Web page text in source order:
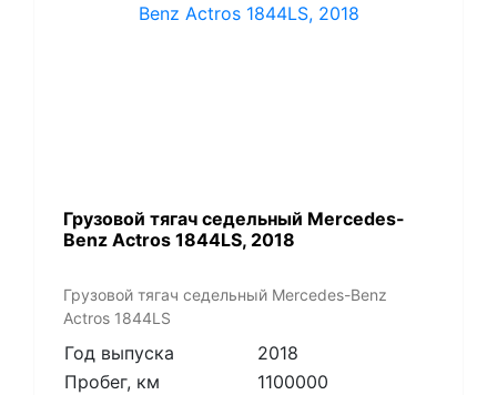
Грузовой тягач седельный Mercedes-
Benz Actros 1844LS, 2018
Грузовой тягач седельный Mercedes-Benz
Actros 1844LS
Год выпуска
2018
Пробег, км
1100000